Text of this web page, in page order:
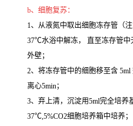
b、细胞复苏：
1、从液氮中取出细胞冻存管（
37℃水浴中解冻， 直至冻存管中
外壁；
2、将冻存管中的细胞移至含
离心5min；
3、弃上清，沉淀用5ml完全培养
37℃,5%CO2细胞培养箱中培养；